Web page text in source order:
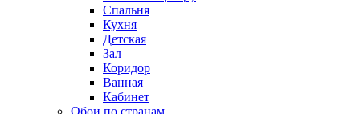
Спальня
Кухня
Детская
Зал
Коридор
Ванная
Кабинет